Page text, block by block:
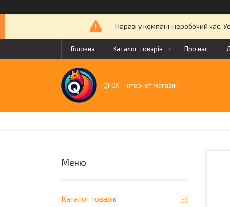
Наразі у компанії неробочий час.
Головна Каталог товарів Про нас
QFOX - інтернет магазин
Каталог товарів